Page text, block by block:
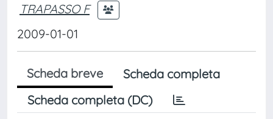
TRAPASSO F
2009-01-01
Scheda breve
Scheda completa
Scheda completa (DC)